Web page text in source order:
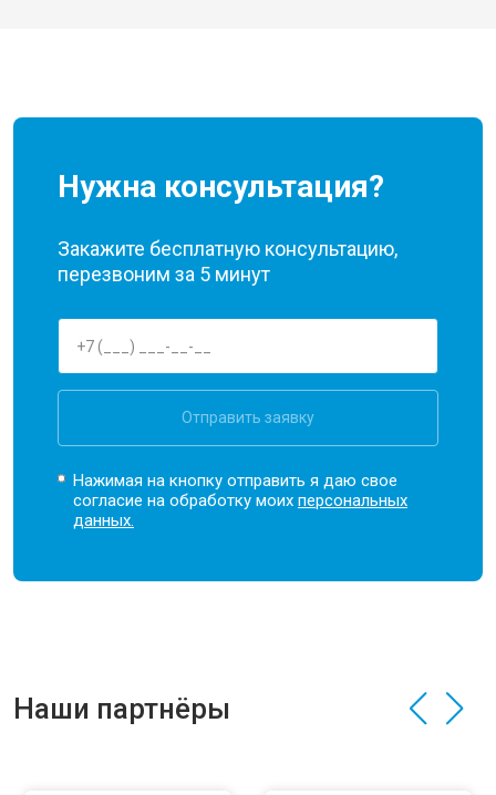
Нужна консультация?
Закажите бесплатную консультацию,
перезвоним за 5 минут
Отправить заявку
Нажимая на кнопку отправить я даю свое
согласие на обработку моихперсональных
данных.
Наши партнёры